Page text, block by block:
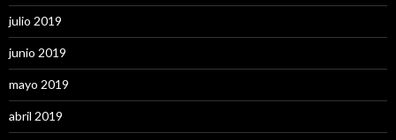
julio 2019
junio 2019
mayo 2019
abril 2019